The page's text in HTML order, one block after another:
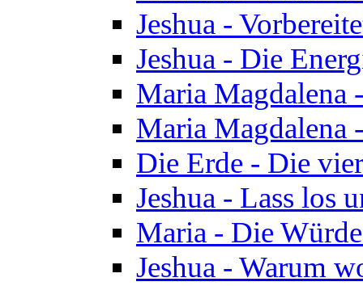
Jeshua -
Jeshua - Die
Maria Magdalena
Maria Magdalena
Die Erde - Die
Jeshua - Lass los
Maria - Die
Jeshua - Warum